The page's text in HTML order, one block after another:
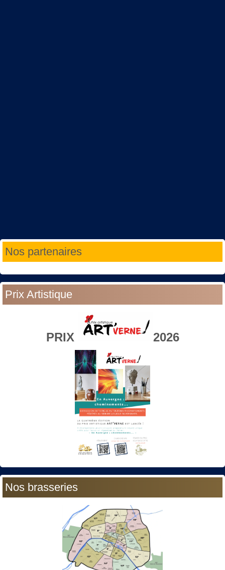
Nos partenaires
Prix Artistique
PRIX 2026
Nos brasseries
Année
précédente
Mois
précédent
Année
suivante
Mois
suivant